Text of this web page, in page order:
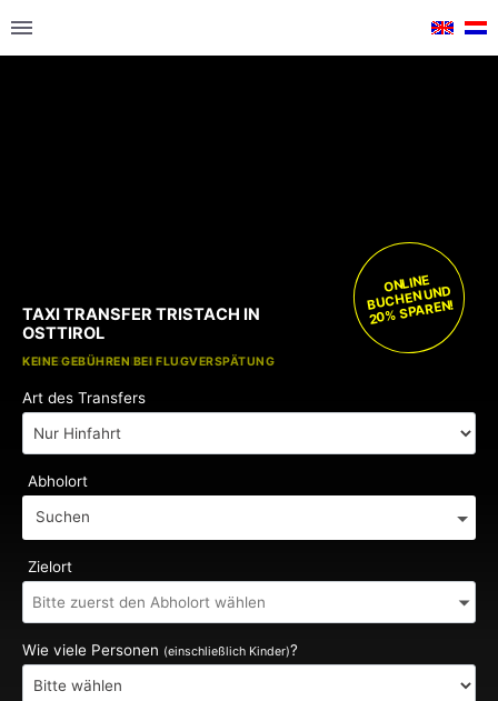
KOSTENLOSE KINDERSITZE
KEINE GEBÜHREN BEI FLUGVERSPÄTUNG
TAXI TRANSFER TRISTACH IN
OSTTIROL
ONLINE
BUCHEN UND
20% SPAREN!
Art des Transfers
Abholort
Suchen
Zielort
Wie viele Personen (einschließlich Kinder)?